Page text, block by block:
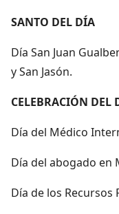
SANTO DEL DÍA
Día San Juan
y San Jasón.
CELEBRACIÓN DEL
Día del Médico
Día del abogado en
Día de los Recursos